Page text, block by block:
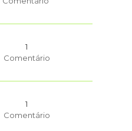
1
Comentário
1
Comentário